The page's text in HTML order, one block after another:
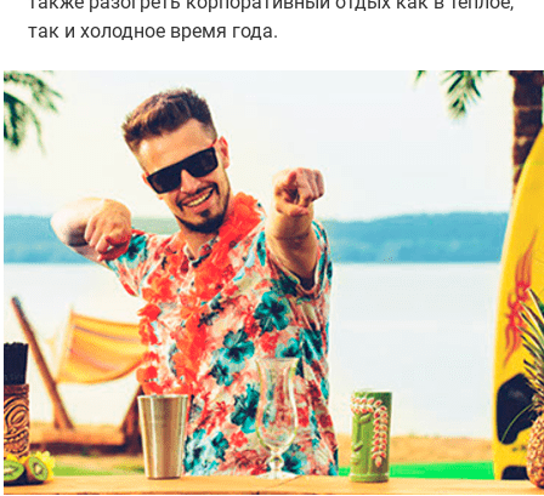
так и холодное время года.